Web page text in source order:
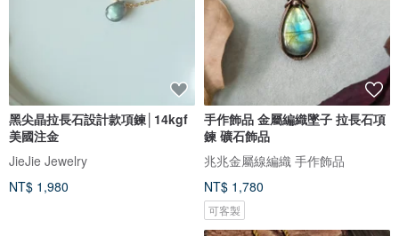
黑尖晶拉長石設計款項鍊│14kgf
美國注金
JieJie Jewelry
NT$ 1,980
手作飾品 金屬編織墜子 拉長石項
鍊 礦石飾品
兆兆金屬線編織 手作飾品
NT$ 1,780
可客製